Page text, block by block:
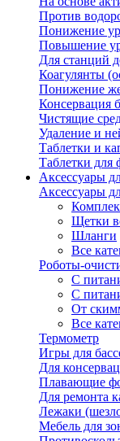
Против
Понижение
Повышение
Для станций
Коагулянты
Понижение
Консервация
Чистящие
Удаление и
Таблетки и
Таблетки для
Аксессуары
Аксессуары
Щетки
Шланги
Все
Роботы-
С
С
От
Все
Термометр
Игры для
Для
Плавающие
Для ремонта
Лежаки
Мебель для